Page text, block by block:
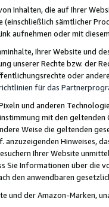
Inhalten, die auf Ihrer
(einschließlich sämtlicher
aufnehmen oder mit
Ihrer Website und
unserer Rechte bzw. der
oder
für das
und anderen
mit den
Weise die geltenden
anzuzeigenden Hinweises,
Ihrer Website
Sie Informationen über die
den anwendbaren
und der Amazon-Marken,